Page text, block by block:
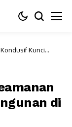
Kunci
di